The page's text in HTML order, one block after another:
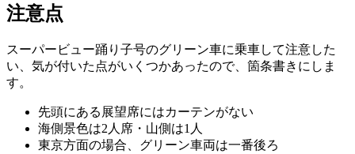
注意点
スーパービュー踊り子号のグリーン車に乗車して注意した
い、気が付いた点がいくつかあったので、箇条書きにしま
す。
先頭にある展望席にはカーテンがない
海側景色は2人席・山側は1人
東京方面の場合、グリーン車両は一番後ろ